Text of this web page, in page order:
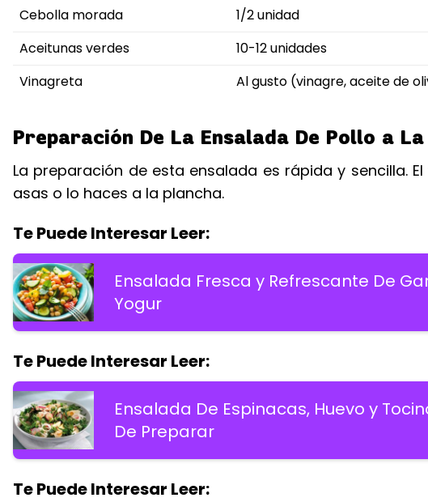
Cebolla morada
1/2 unidad
Aceitunas verdes
10-12 unidades
Vinagreta
Al gusto (vinagre, aceite de
Preparación De La Ensalada De Pollo a
La preparación de esta ensalada es rápida y sencilla.
asas o lo haces a la plancha.
Te Puede Interesar Leer:
Ensalada Fresca y Refrescante De
Yogur
Te Puede Interesar Leer:
Ensalada De Espinacas, Huevo y
De Preparar
Te Puede Interesar Leer: